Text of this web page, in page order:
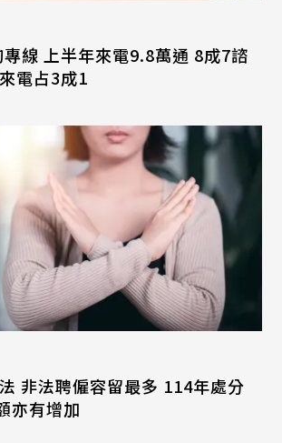
線 上半年來電9.8萬通 8成7諮
電占3成1
非法聘僱容留最多 114年處分
亦有增加